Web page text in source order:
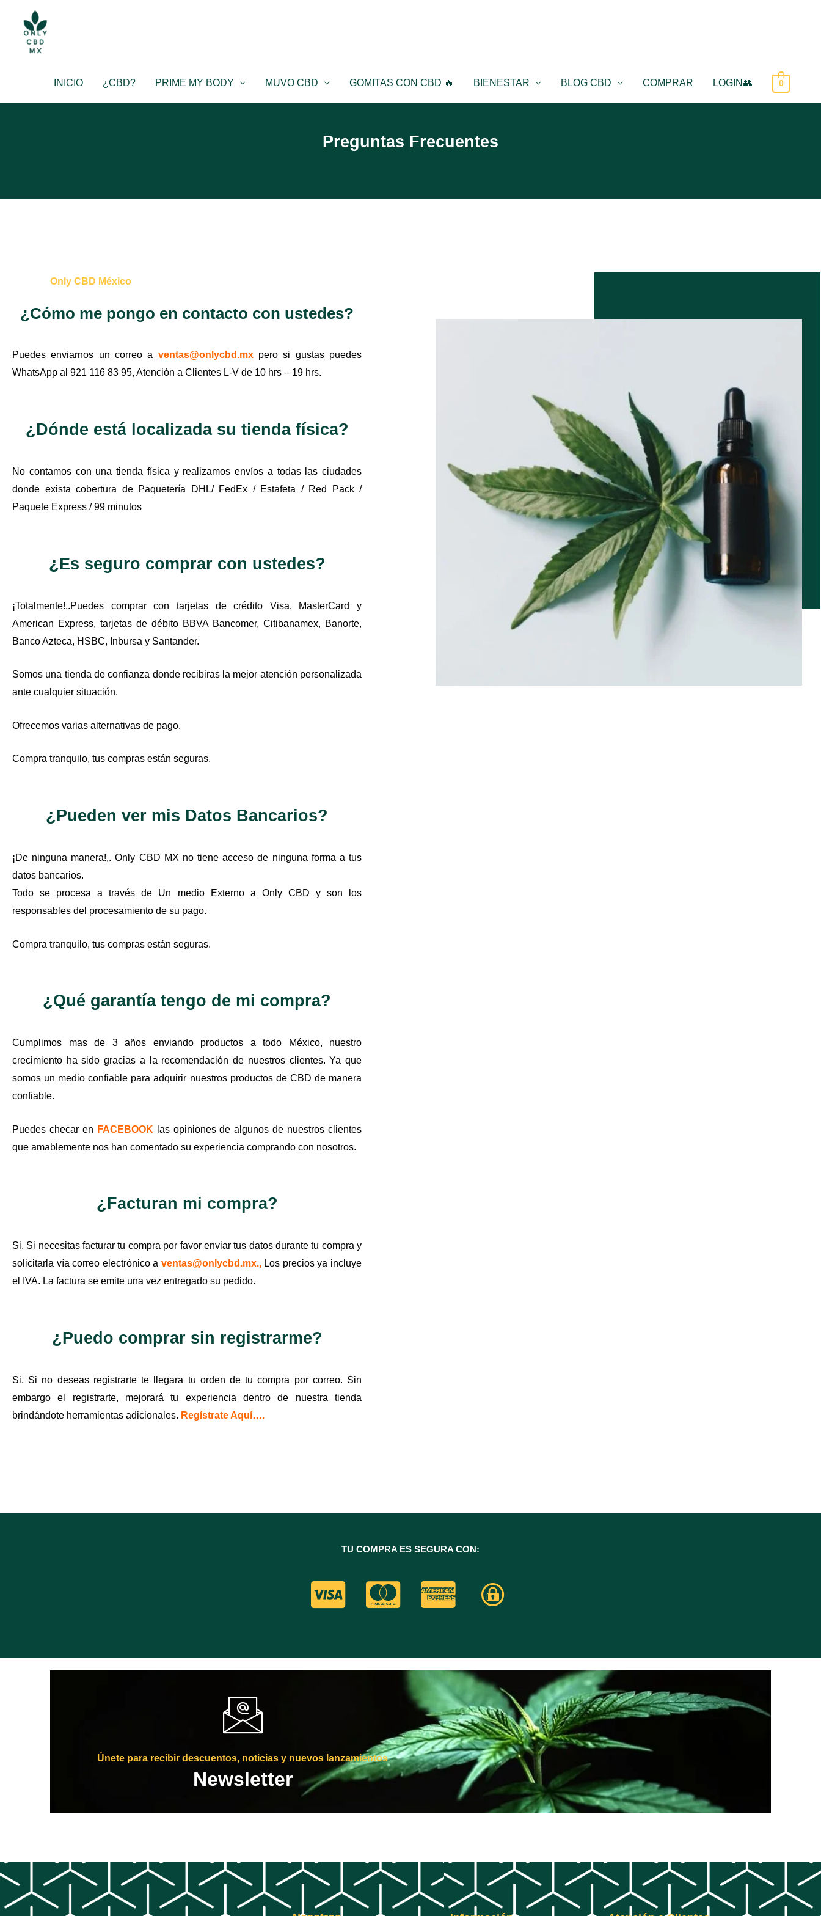
contenido
INICIO ¿CBD? PRIME MY BODY MUVO CBD GOMITAS CON CBD 🔥 BIENESTAR BLOG CBD COMPRAR LOGIN👥 0
Preguntas Frecuentes
Only CBD México
¿Cómo me pongo en contacto con ustedes?
Puedes enviarnos un correo a ventas@onlycbd.mxpero si gustas puedes
WhatsApp al 921 116 83 95, Atención a Clientes L-V de 10 hrs – 19 hrs.
¿Dónde está localizada su tienda física?
No contamos con una tienda física y realizamos envíos a todas las ciudades
donde exista cobertura de Paquetería DHL/ FedEx / Estafeta / Red Pack /
Paquete Express / 99 minutos
¿Es seguro comprar con ustedes?
¡Totalmente!,.Puedes comprar con tarjetas de crédito Visa, MasterCard y
American Express, tarjetas de débito BBVA Bancomer, Citibanamex, Banorte,
Banco Azteca, HSBC, Inbursa y Santander.
Somos una tienda de confianza donde recibiras la mejor atención personalizada
ante cualquier situación.
Ofrecemos varias alternativas de pago.
Compra tranquilo, tus compras están seguras.
¿Pueden ver mis Datos Bancarios?
¡De ninguna manera!,. Only CBD MX no tiene acceso de ninguna forma a tus
datos bancarios.
Todo se procesa a través de Un medio Externo a Only CBD y son los
responsables del procesamiento de su pago.
Compra tranquilo, tus compras están seguras.
¿Qué garantía tengo de mi compra?
Cumplimos mas de 3 años enviando productos a todo México, nuestro
crecimiento ha sido gracias a la recomendación de nuestros clientes. Ya que
somos un medio confiable para adquirir nuestros productos de CBD de manera
confiable.
Puedes checar en FACEBOOK las opiniones de algunos de nuestros clientes
que amablemente nos han comentado su experiencia comprando con nosotros.
¿Facturan mi compra?
Si. Si necesitas facturar tu compra por favor enviar tus datos durante tu compra y
solicitarla vía correo electrónico a ventas@onlycbd.mx.,Los precios ya incluye
el IVA. La factura se emite una vez entregado su pedido.
¿Puedo comprar sin registrarme?
Si. Si no deseas registrarte te llegara tu orden de tu compra por correo. Sin
embargo el registrarte, mejorará tu experiencia dentro de nuestra tienda
brindándote herramientas adicionales. Regístrate Aquí….
TU COMPRA ES SEGURA CON:
Únete para recibir descuentos, noticias y nuevos lanzamientos
Newsletter